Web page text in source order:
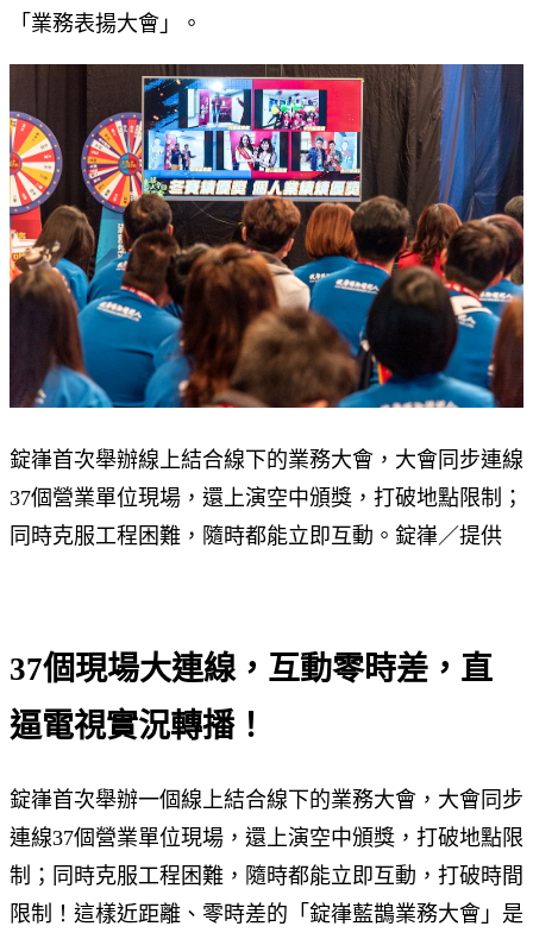
「業務表揚大會」。
錠嵂首次舉辦線上結合線下的業務大會，大會同步連線
37個營業單位現場，還上演空中頒獎，打破地點限制；
同時克服工程困難，隨時都能立即互動。錠嵂／提供
37個現場大連線，互動零時差，直
逼電視實況轉播！
錠嵂首次舉辦一個線上結合線下的業務大會，大會同步
連線37個營業單位現場，還上演空中頒獎，打破地點限
制；同時克服工程困難，隨時都能立即互動，打破時間
限制！這樣近距離、零時差的「錠嵂藍鵲業務大會」是